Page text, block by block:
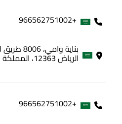
+966562751002
بناية
الرياض 12363، المملكة العربية السعودية
+966562751002